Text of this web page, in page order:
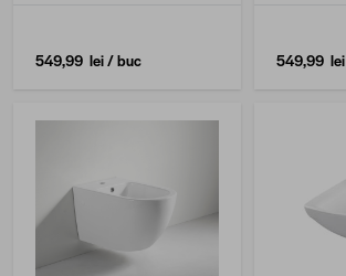
549,99 lei/ buc 549,99 lei